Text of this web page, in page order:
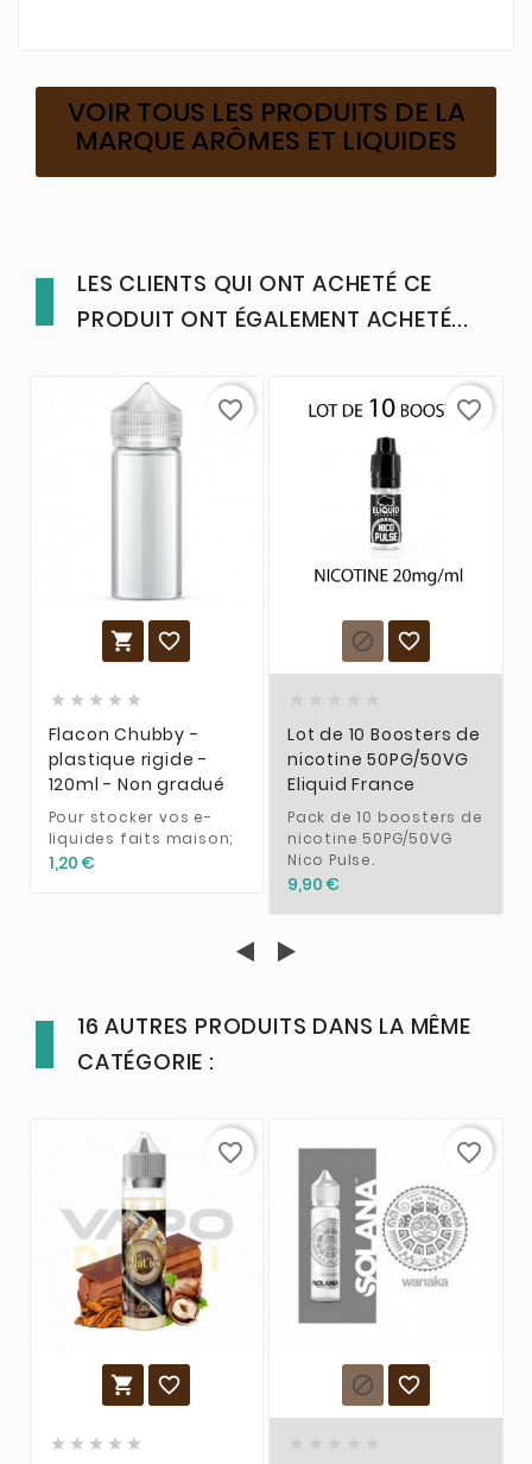
VOIR TOUS LES PRODUITS DE LA
MARQUE ARÔMES ET LIQUIDES
LES CLIENTS QUI ONT ACHETÉ CE
PRODUIT ONT ÉGALEMENT ACHETÉ...
 
    
Flacon Chubby -
plastique rigide -
120ml - Non gradué
Pour stocker vos e-
liquides faits maison;
1,20 €
favorite_border
 
Lot de 10 Boosters de
nicotine 50PG/50VG
Eliquid France
Pack de 10 boosters de
nicotine 50PG/50VG
Nico Pulse.
9,90 €
favorite_border
16 AUTRES PRODUITS DANS LA MÊME
CATÉGORIE :
 
    
favorite_border
 
favorite_border